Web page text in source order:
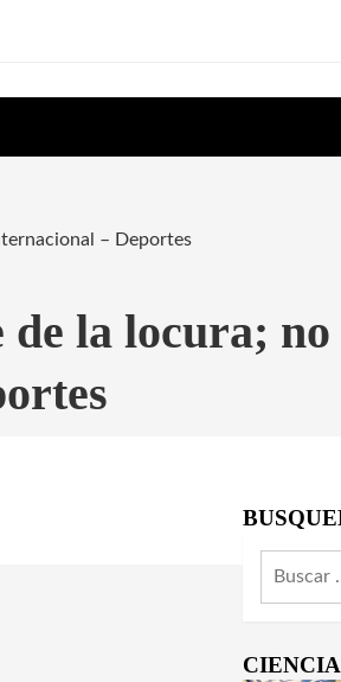
– Deportes
la locura;
Buscar: